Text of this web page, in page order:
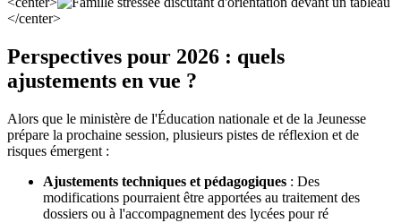
</center>
Perspectives pour 2026 : quels
ajustements en vue ?
Alors que le ministère de l'Éducation nationale et de la Jeunesse
prépare la prochaine session, plusieurs pistes de réflexion et de
risques émergent :
Ajustements techniques et pédagogiques : Des
modifications pourraient être apportées au traitement des
dossiers ou à l'accompagnement des lycées pour ré